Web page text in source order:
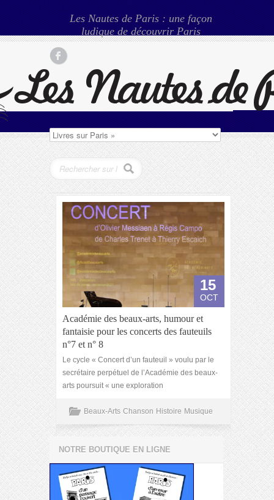
Les Nautes de Paris : une façon
ludique de découvrir Paris
15
OCT
Académie des beaux-arts, humour et
fantaisie pour les concerts des fauteuils
n°7 et n° 8
Le cycle « Concert d’un fauteuil » voulu par le
secrétaire perpétuel de l’Académie des beaux-
arts poursuit « une exploration
Beaux-Arts Chanson Histoire Musique
NOTRE BOUTIQUE EN LIGNE